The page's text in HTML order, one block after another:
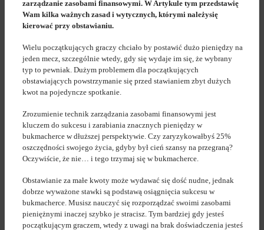
zarządzanie zasobami finansowymi. W Artykule tym przedstawię
Wam kilka ważnych zasad i wytycznych, którymi należysię
kierować przy obstawianiu.
Wielu początkujących graczy chciało by postawić dużo pieniędzy na
jeden mecz, szczególnie wtedy, gdy się wydaje im się, że wybrany
typ to pewniak. Dużym problemem dla początkujących
obstawiających powstrzymanie się przed stawianiem zbyt dużych
kwot na pojedyncze spotkanie.
Zrozumienie technik zarządzania zasobami finansowymi jest
kluczem do sukcesu i zarabiania znacznych pieniędzy w
bukmacherce w dłuższej perspektywie. Czy zaryzykowałbyś 25%
oszczędności swojego życia, gdyby był cień szansy na przegraną?
Oczywiście, że nie… i tego trzymaj się w bukmacherce.
Obstawianie za małe kwoty może wydawać się dość nudne, jednak
dobrze wyważone stawki są podstawą osiągnięcia sukcesu w
bukmacherce. Musisz nauczyć się rozporządzać swoimi zasobami
pieniężnymi inaczej szybko je stracisz. Tym bardziej gdy jesteś
początkującym graczem, wtedy z uwagi na brak doświadczenia jesteś